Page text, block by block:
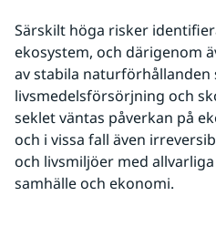
Särskilt höga risker
ekosystem, och därigenom
av stabila naturförhållanden
livsmedelsförsörjning och
seklet väntas påverkan på
och i vissa fall även
och livsmiljöer med
samhälle och ekonomi.